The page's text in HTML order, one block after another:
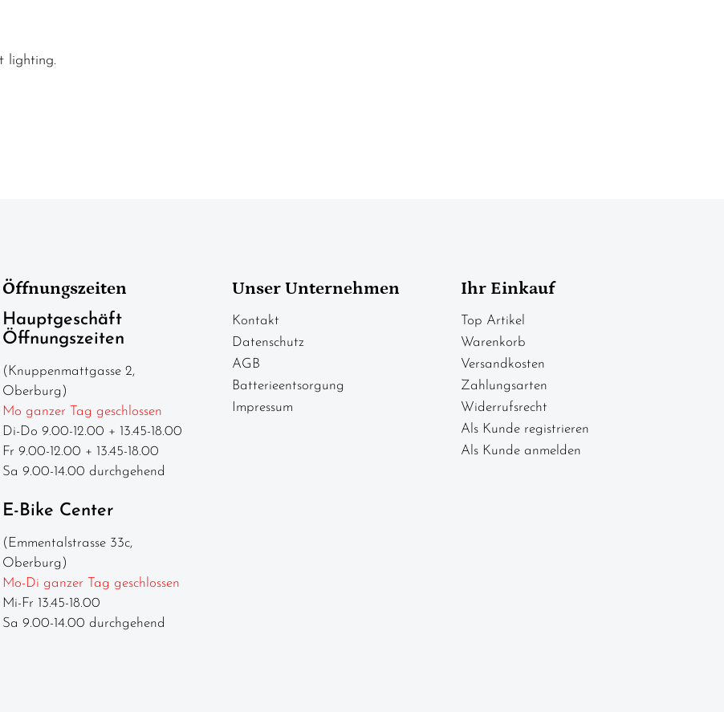
lighting.
Öffnungszeiten
Hauptgeschäft
Öffnungszeiten
(Knuppenmattgasse 2,
Oberburg)
Mo ganzer Tag geschlossen
Di-Do 9.00-12.00 + 13.45-18.00
Fr 9.00-12.00 + 13.45-18.00
Sa 9.00-14.00 durchgehend
E-Bike Center
(Emmentalstrasse 33c,
Oberburg)
Mo-Di ganzer Tag geschlossen
Mi-Fr 13.45-18.00
Sa 9.00-14.00 durchgehend
Unser Unternehmen
Kontakt
Datenschutz
AGB
Batterieentsorgung
Impressum
Ihr Einkauf
Top Artikel
Warenkorb
Versandkosten
Zahlungsarten
Widerrufsrecht
Als Kunde registrieren
Als Kunde anmelden